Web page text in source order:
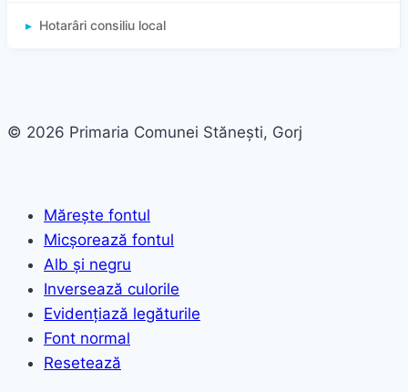
Hotarâri consiliu local
© 2026 Primaria Comunei Stănești, Gorj
Mărește fontul
Micșorează fontul
Alb și negru
Inversează culorile
Evidențiază legăturile
Font normal
Resetează